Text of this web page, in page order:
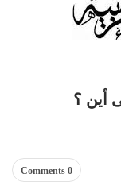
أين ؟
0 Comments